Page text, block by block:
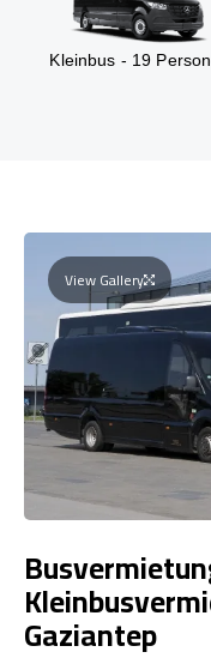
Kleinbus - 19
View Gallery
Gaziantep